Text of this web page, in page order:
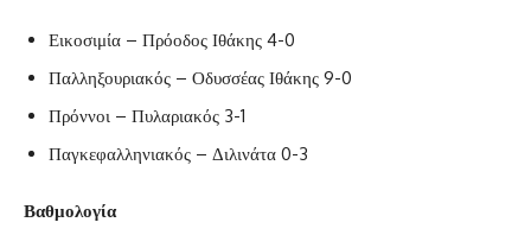
Εικοσιμία – Πρόοδος Ιθάκης 4-0
Παλληξουριακός – Οδυσσέας Ιθάκης 9-0
Πρόννοι – Πυλαριακός 3-1
Παγκεφαλληνιακός – Διλινάτα 0-3
Βαθμολογία